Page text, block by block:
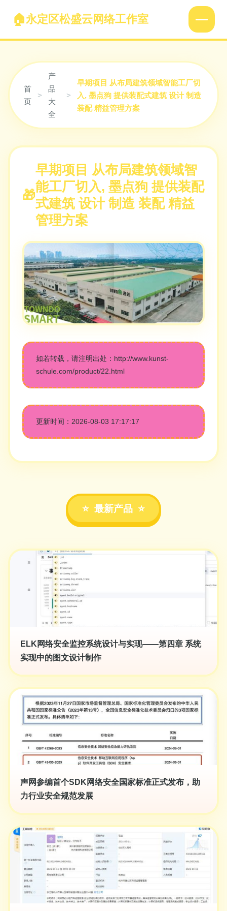
永定区松盛云网络工作室
首
页
>
产
品
大
全
>
早期项目 从布局建筑领域智能工厂切
入, 墨点狗 提供装配式建筑 设计 制造
装配 精益管理方案
早期项目 从布局建筑领域智
能工厂切入, 墨点狗 提供装配
式建筑 设计 制造 装配 精益
管理方案
如若转载，请注明出处：http://www.kunst-
schule.com/product/22.html
更新时间：2026-08-03 17:17:17
最新产品
ELK网络安全监控系统设计与实现——第四章 系统
实现中的图文设计制作
声网参编首个SDK网络安全国家标准正式发布，助
力行业安全规范发展